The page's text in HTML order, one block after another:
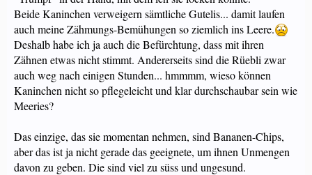
Beide Kaninchen verweigern sämtliche Gutelis... damit laufen
auch meine Zähmungs-Bemühungen so ziemlich ins Leere.
Deshalb habe ich ja auch die Befürchtung, dass mit ihren
Zähnen etwas nicht stimmt. Andererseits sind die Rüebli zwar
auch weg nach einigen Stunden... hmmmm, wieso können
Kaninchen nicht so pflegeleicht und klar durchschaubar sein wie
Meeries?
Das einzige, das sie momentan nehmen, sind Bananen-Chips,
aber das ist ja nicht gerade das geeignete, um ihnen Unmengen
davon zu geben. Die sind viel zu süss und ungesund.